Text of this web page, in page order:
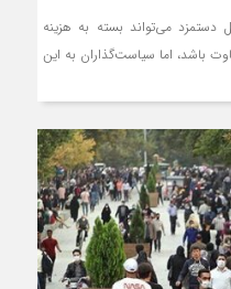
کار، حداقل دستمزد می‌تواند بسته به هزینه
باشد، اما سیاست‌گذاران به این